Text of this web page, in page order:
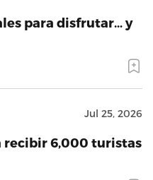
para disfrutar… y
Jul 25, 2026
recibir 6,000 turistas